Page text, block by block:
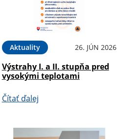
Aktuality 26. JÚN 2026
Výstrahy I. a II. stupňa pred
vysokými teplotami
Čítať ďalej